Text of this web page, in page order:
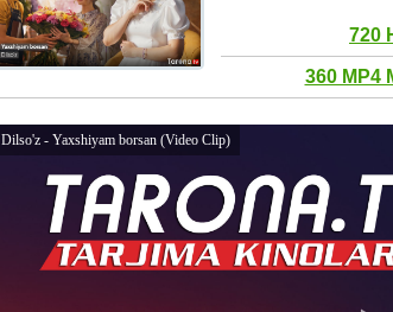
720
360 MP4
Dilso'z - Yaxshiyam borsan (Video Clip)